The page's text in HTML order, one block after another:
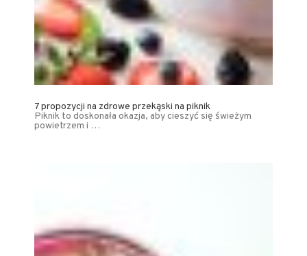
7 propozycji na zdrowe przekąski na piknik
Piknik to doskonała okazja, aby cieszyć się świeżym
powietrzem i …